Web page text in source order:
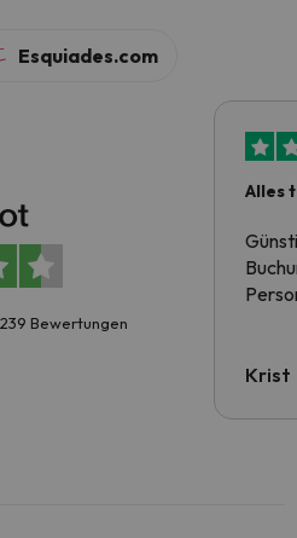
Esquiades.com
Bewertungen
Alles
Krist